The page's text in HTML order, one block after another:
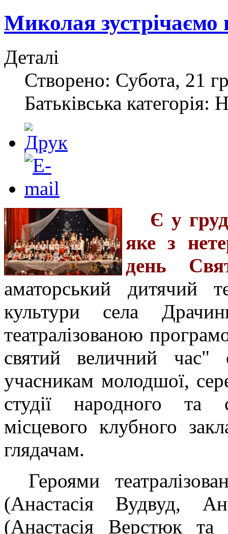
Миколая
Деталі
Створено: Субота, 21
Батьківська категорія:
Є у
яке з
день
аматорський дитячий
культури села
театралізованою
святий величний час"
учасникам молодшої,
студії народного та
місцевого клубного
глядачам.
Героями
(Анастасія Вудвуд,
(Анастасія Верстюк